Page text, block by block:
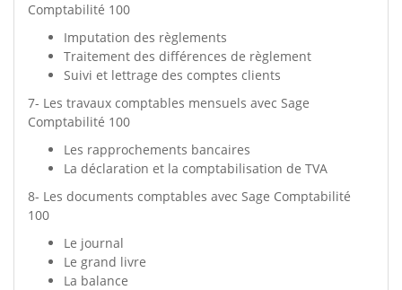
Comptabilité 100
Imputation des règlements
Traitement des différences de règlement
Suivi et lettrage des comptes clients
7- Les travaux comptables mensuels avec Sage
Comptabilité 100
Les rapprochements bancaires
La déclaration et la comptabilisation de TVA
8- Les documents comptables avec Sage Comptabilité
100
Le journal
Le grand livre
La balance